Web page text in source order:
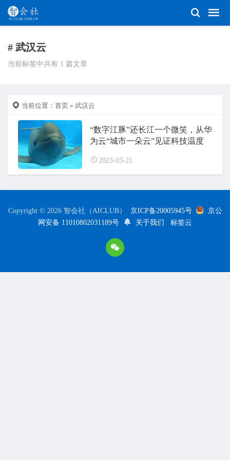
# 武汉云
当前标签中共有 1 篇文章
当前位置： 首页 » 武汉云
“数字江豚”还长江一个微笑，从华
为云“城市一朵云”见证科技温度
2023-03-21
Copyright © 2026 智会社（AICLUB） 京ICP备20005945号
京公
网安备 11010802031189号
关于我们 标签云